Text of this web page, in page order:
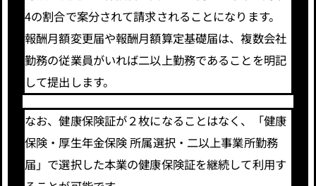
4の割合で案分されて請求されることになります。
報酬月額変更届や報酬月額算定基礎届は、複数会社
勤務の従業員がいれば二以上勤務であることを明記
して提出します。
なお、健康保険証が２枚になることはなく、「健康
保険・厚生年金保険 所属選択・二以上事業所勤務
届」で選択した本業の健康保険証を継続して利用す